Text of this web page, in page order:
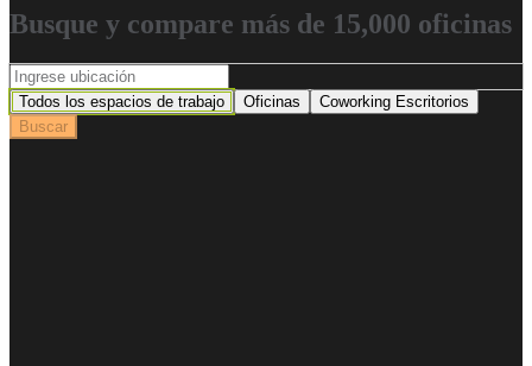
Busque y compare más de 15,000 oficinas
Todos los espacios de trabajo Oficinas
Coworking Escritorios
Buscar